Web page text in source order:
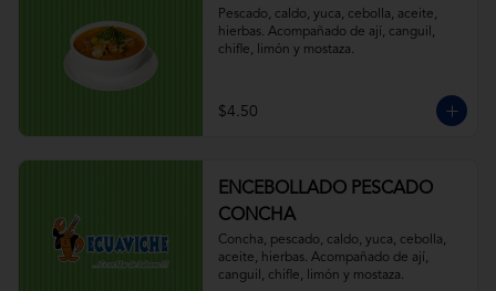
Pescado, caldo, yuca, cebolla, aceite,
hierbas. Acompañado de ají, canguil,
chifle, limón y mostaza.
$4.50
ENCEBOLLADO PESCADO
CONCHA
Concha, pescado, caldo, yuca, cebolla,
aceite, hierbas. Acompañado de ají,
canguil, chifle, limón y mostaza.